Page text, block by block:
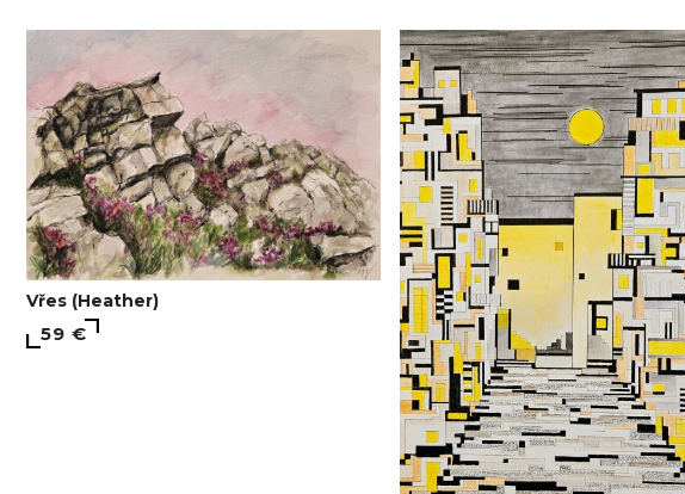
Vřes (Heather)
59 €